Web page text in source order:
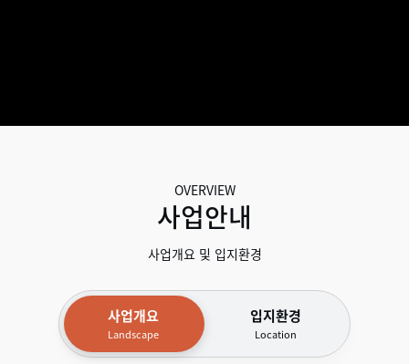
OVERVIEW
사업안내
사업개요 및 입지환경
사업개요
Landscape
입지환경
Location